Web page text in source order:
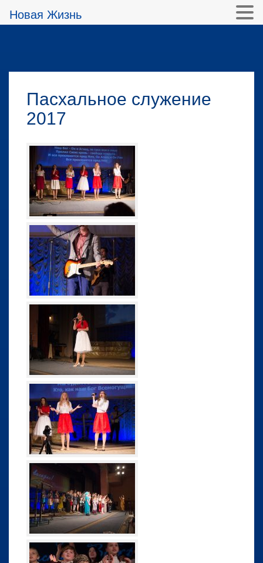
Пасхальное служение
2017
Новая Жизнь